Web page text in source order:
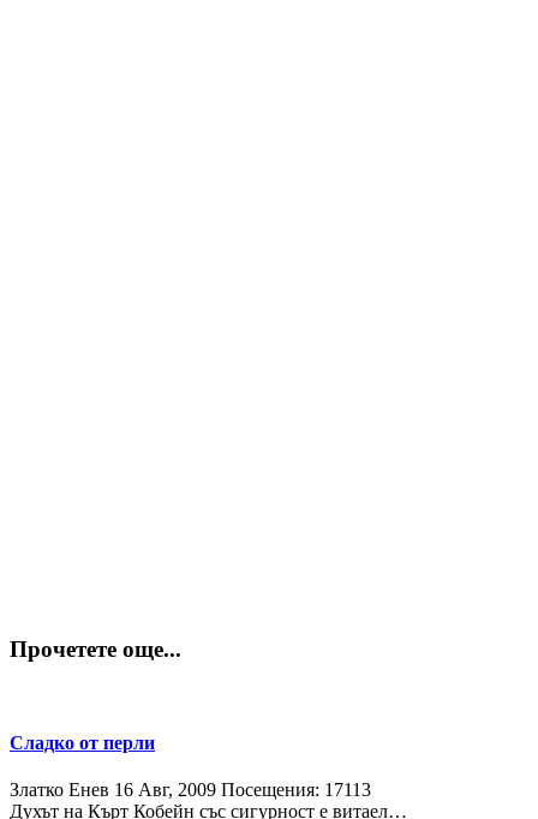
Прочетете още...
Сладко от перли
Златко Енев 16 Авг, 2009 Посещения: 17113
Духът на Кърт Кобейн със сигурност е витаел…